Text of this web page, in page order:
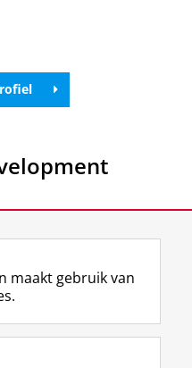
Development
F
a
L
i
R
S
I
n
Y
o
maakt gebruik van